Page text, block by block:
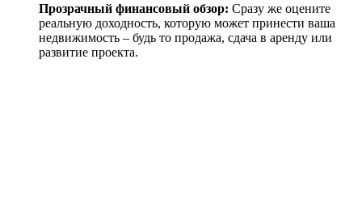
Прозрачный финансовый обзор: Сразу же оцените
реальную доходность, которую может принести ваша
недвижимость – будь то продажа, сдача в аренду или
развитие проекта.